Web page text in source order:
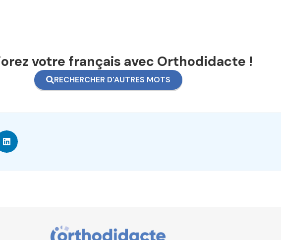
votre français avec Orthodidacte !
RECHERCHER D'AUTRES MOTS